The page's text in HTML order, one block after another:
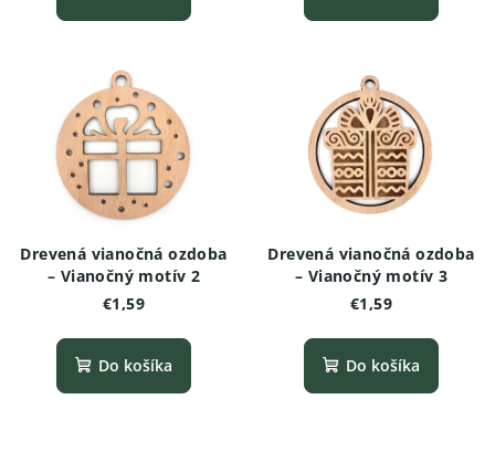
Drevená vianočná ozdoba
– Vianočný motív 2
€1,59
Do košíka
Drevená vianočná ozdoba
– Vianočný motív 3
€1,59
Do košíka